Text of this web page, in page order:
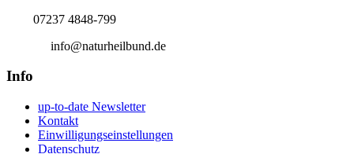
07237 4848-799
info@naturheilbund.de
Info
up-to-date Newsletter
Kontakt
Einwilligungseinstellungen
Datenschutz